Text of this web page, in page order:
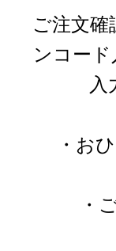
ご注文
ンコー
入
・お
・